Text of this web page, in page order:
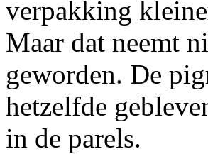
verpakking
Maar dat neemt
geworden. De
hetzelfde
in de parels.